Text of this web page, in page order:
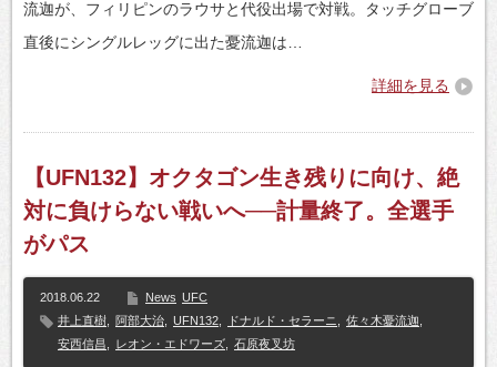
流迦が、フィリピンのラウサと代役出場で対戦。タッチグローブ
直後にシングルレッグに出た憂流迦は…
詳細を見る
【UFN132】オクタゴン生き残りに向け、絶
対に負けらない戦いへ──計量終了。全選手
がパス
2018.06.22 News UFC
井上直樹
阿部大治 UFN132 ドナルド・セラーニ 佐々木憂流迦
安西信昌
レオン・エドワーズ 石原夜叉坊